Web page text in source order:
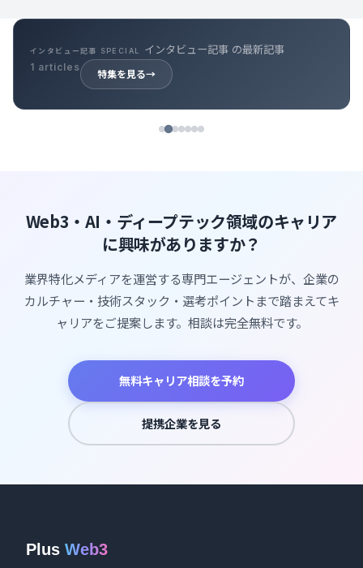
インタビュー記事 SPECIAL インタビュー記事 の最新記事
1 articles
特集を見る→
Web3・AI・ディープテック領域のキャリア
に興味がありますか？
業界特化メディアを運営する専門エージェントが、企業の
カルチャー・技術スタック・選考ポイントまで踏まえてキ
ャリアをご提案します。相談は完全無料です。
無料キャリア相談を予約
提携企業を見る
Plus Web3